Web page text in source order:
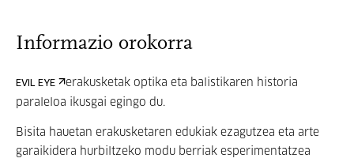
Informazio orokorra
EVIL EYE
erakusketak optika eta balistikaren historia
paraleloa ikusgai egingo du.
Bisita hauetan erakusketaren edukiak ezagutzea eta arte
garaikidera hurbiltzeko modu berriak esperimentatzea